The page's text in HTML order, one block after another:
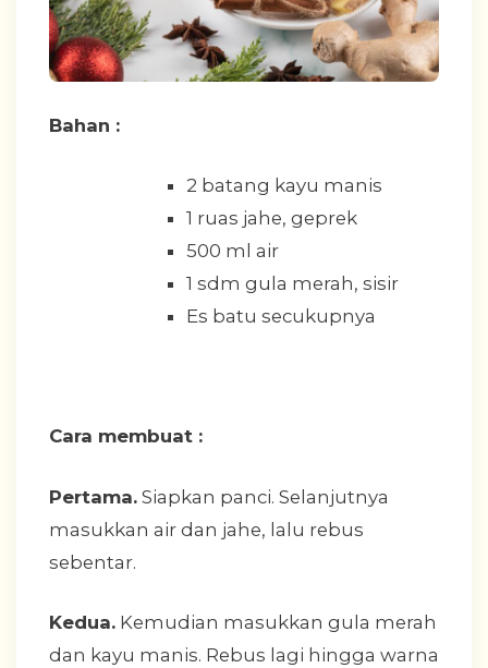
Bahan :
2 batang kayu manis
1 ruas jahe, geprek
500 ml air
1 sdm gula merah, sisir
Es batu secukupnya
Cara membuat :
Pertama. Siapkan panci. Selanjutnya
masukkan air dan jahe, lalu rebus
sebentar.
Kedua. Kemudian masukkan gula merah
dan kayu manis. Rebus lagi hingga warna